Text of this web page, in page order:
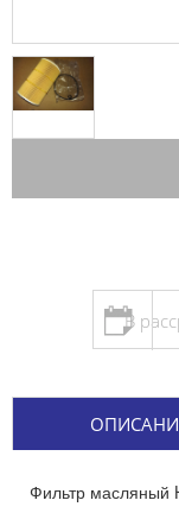
В
Фильтр масляный